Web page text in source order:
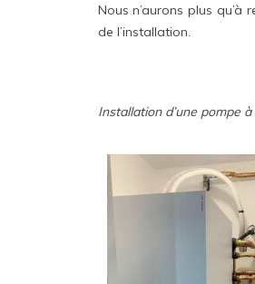
Nous n’aurons plus
de l’installation.
Installation d’une pompe